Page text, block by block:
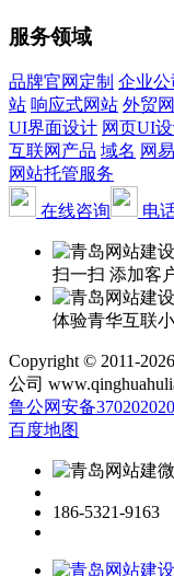
服务领域
品牌官网定制 企业
站 响应式网站 外贸
UI界面设计 网页UI
互联网产品 域名 网
网站托管服务
在线咨询
电
扫一扫 添加客
体验青华互联
Copyright © 2011-
公司
鲁公网安备
百度地图
186-5321-9163